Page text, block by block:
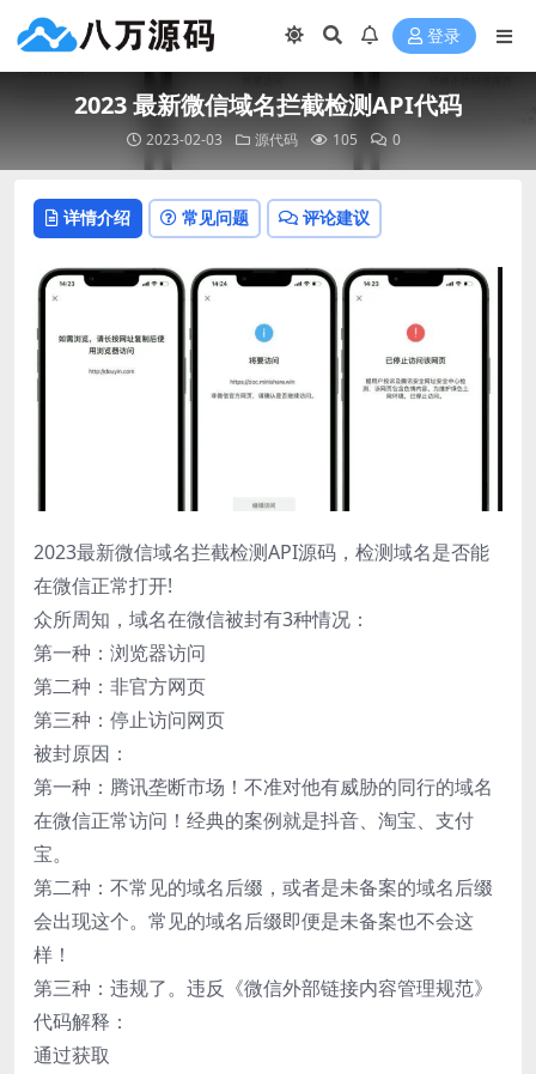
登录
2023 最新微信域名拦截检测API代码
2023-02-03 源代码 105 0
详情介绍 常见问题 评论建议
2023最新微信域名拦截检测API源码，检测域名是否能
在微信正常打开!
众所周知，域名在微信被封有3种情况：
第一种：浏览器访问
第二种：非官方网页
第三种：停止访问网页
被封原因：
第一种：腾讯垄断市场！不准对他有威胁的同行的域名
在微信正常访问！经典的案例就是抖音、淘宝、支付
宝。
第二种：不常见的域名后缀，或者是未备案的域名后缀
会出现这个。常见的域名后缀即便是未备案也不会这
样！
第三种：违规了。违反《微信外部链接内容管理规范》
代码解释：
通过获取